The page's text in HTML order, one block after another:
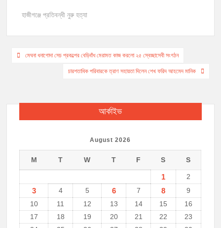
c
b
o
s
e
g
a
s
p
a
l
L
n
t
হাজীগঞ্জে প্রতিবন্ধী নুরু হত্যা
Post
navigation
মেঘনা ধনাগোদা সেচ প্রকল্পের বেড়িবাঁধ মেরামত কাজ করলো ২৫ স্বেচ্ছাসেবী সংগঠন
চারশতাধিক পরিবারকে ত্রাণ সহায়তা দিলেন শেখ ফরিদ আহমেদ মানিক
আর্কাইভ
August 2026
M T W T F S S
1 2
3 4 5 6 7 8
9
10
11 12 13 14 15
16
17
18 19 20 21 22
23